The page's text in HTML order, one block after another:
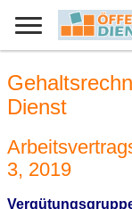
Dienst
3, 2019